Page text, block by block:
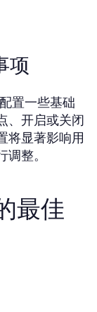
项
置一些基础
、开启或关闭
将显著影响用
整。
最佳